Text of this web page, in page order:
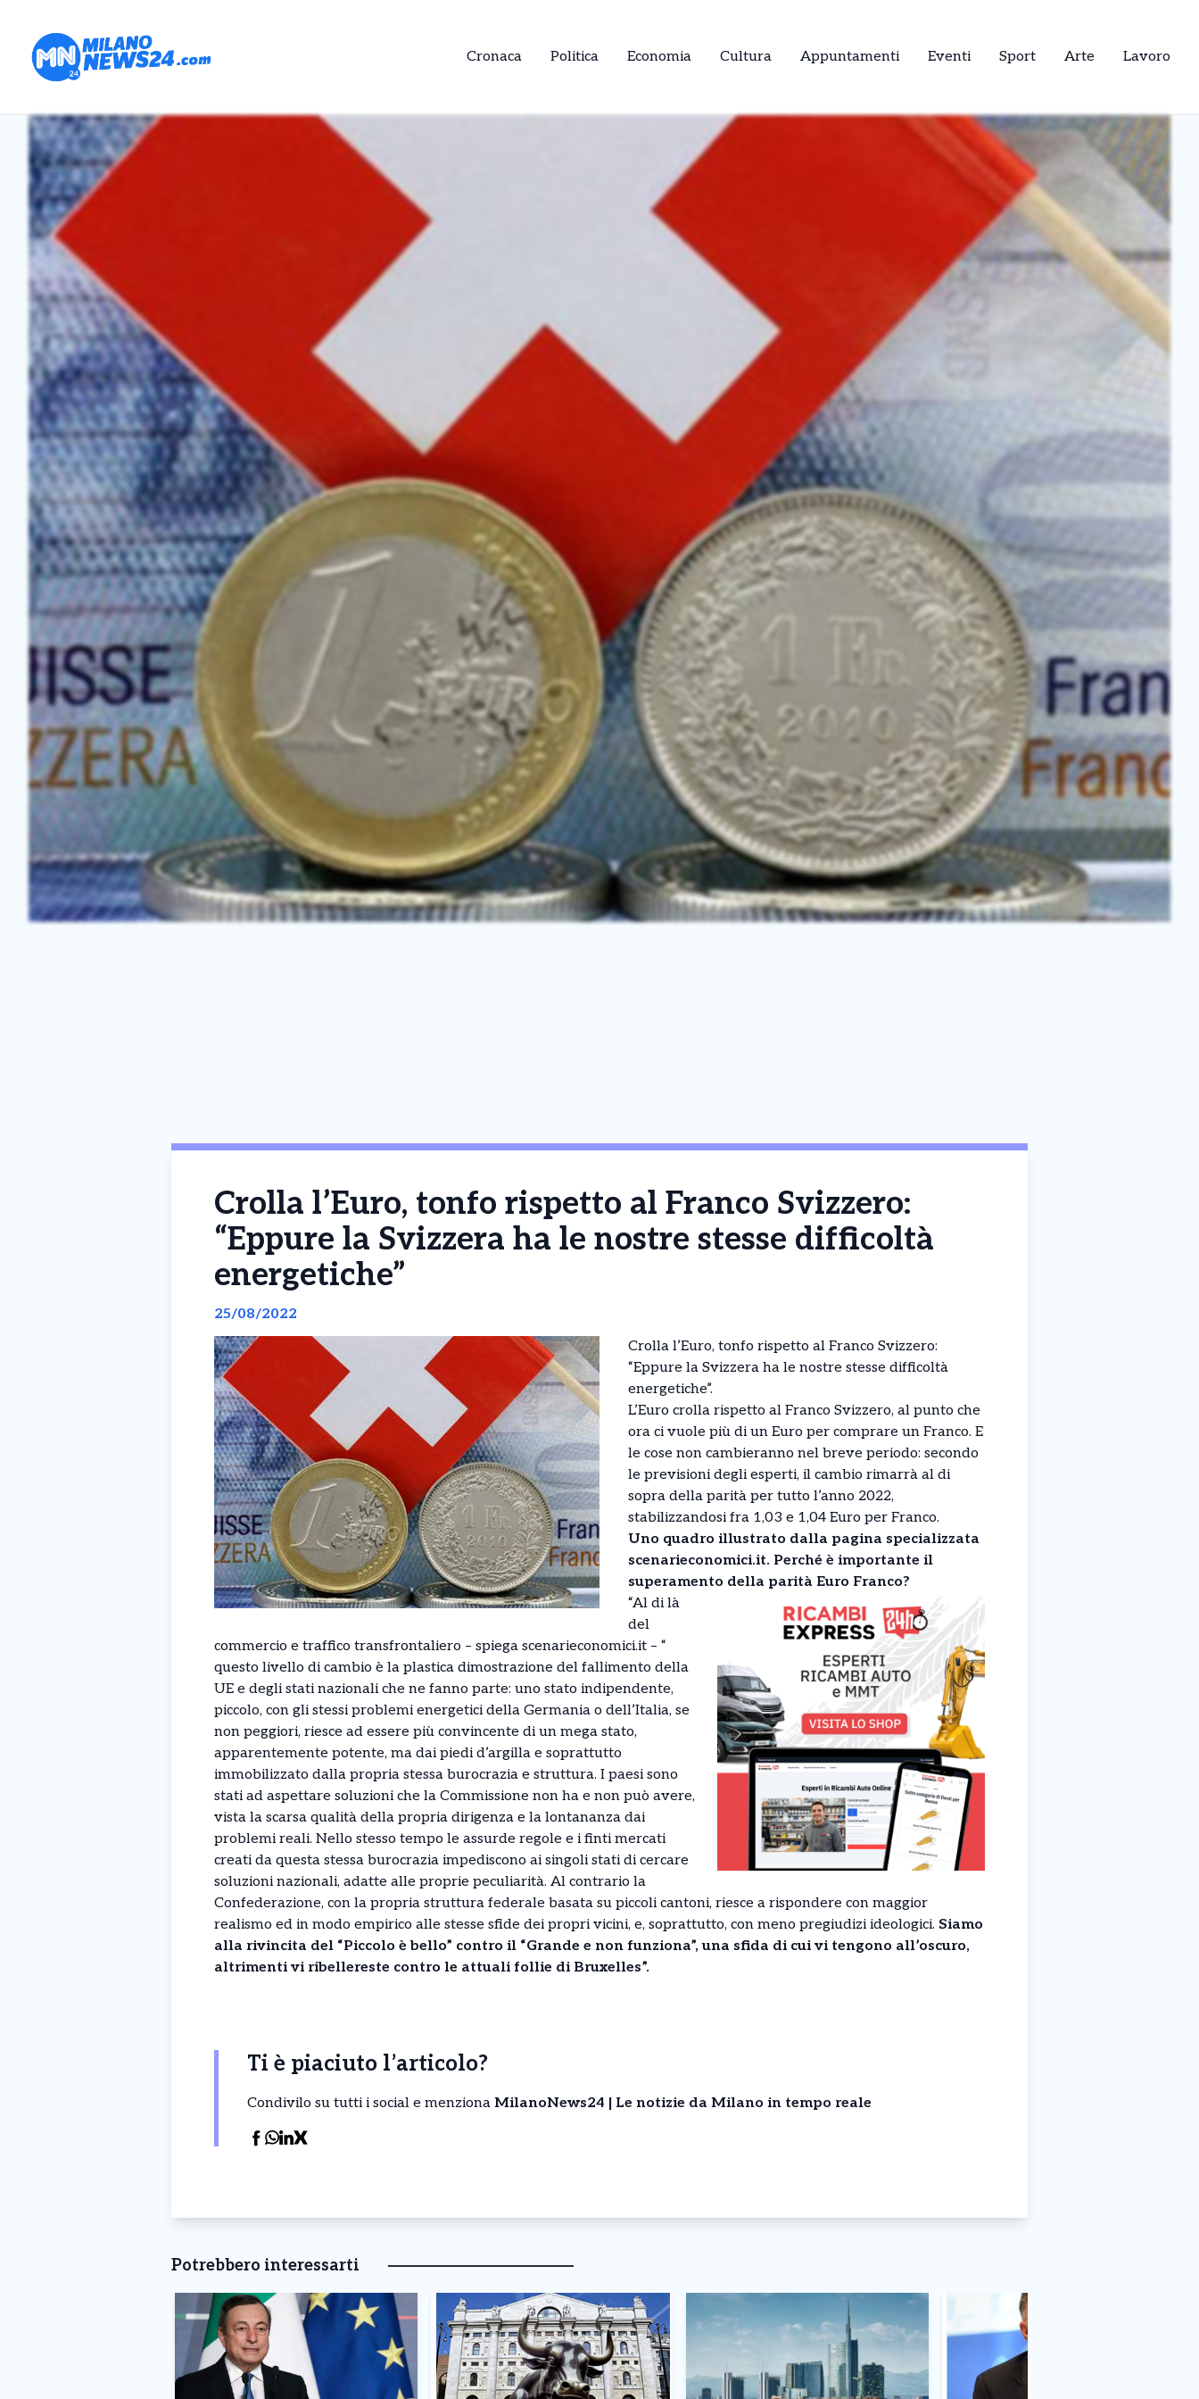
Cronaca Politica Economia Cultura Appuntamenti Eventi Sport Arte Lavoro
Crolla l’Euro, tonfo rispetto al Franco Svizzero:
“Eppure la Svizzera ha le nostre stesse difficoltà
energetiche”
25/08/2022
Crolla l’Euro, tonfo rispetto al Franco Svizzero:
“Eppure la Svizzera ha le nostre stesse difficoltà
energetiche”.
L’Euro crolla rispetto al Franco Svizzero, al punto che
ora ci vuole più di un Euro per comprare un Franco. E
le cose non cambieranno nel breve periodo: secondo
le previsioni degli esperti, il cambio rimarrà al di
sopra della parità per tutto l’anno 2022,
stabilizzandosi fra 1,03 e 1,04 Euro per Franco.
Uno quadro illustrato dalla pagina specializzata
scenarieconomici.it. Perché è importante il
superamento della parità Euro Franco?
“Al di là
del
commercio e traffico transfrontaliero – spiega scenarieconomici.it – “
questo livello di cambio è la plastica dimostrazione del fallimento della
UE e degli stati nazionali che ne fanno parte: uno stato indipendente,
piccolo, con gli stessi problemi energetici della Germania o dell’Italia, se
non peggiori, riesce ad essere più convincente di un mega stato,
apparentemente potente, ma dai piedi d’argilla e soprattutto
immobilizzato dalla propria stessa burocrazia e struttura. I paesi sono
stati ad aspettare soluzioni che la Commissione non ha e non può avere,
vista la scarsa qualità della propria dirigenza e la lontananza dai
problemi reali. Nello stesso tempo le assurde regole e i finti mercati
creati da questa stessa burocrazia impediscono ai singoli stati di cercare
soluzioni nazionali, adatte alle proprie peculiarità. Al contrario la
Confederazione, con la propria struttura federale basata su piccoli cantoni, riesce a rispondere con maggior
realismo ed in modo empirico alle stesse sfide dei propri vicini, e, soprattutto, con meno pregiudizi ideologici. Siamo
alla rivincita del “Piccolo è bello” contro il “Grande e non funziona”, una sfida di cui vi tengono all’oscuro,
altrimenti vi ribellereste contro le attuali follie di Bruxelles”.
Ti è piaciuto l’articolo?
Condivilo su tutti i social e menziona MilanoNews24 | Le notizie da Milano in tempo reale
Potrebbero interessarti